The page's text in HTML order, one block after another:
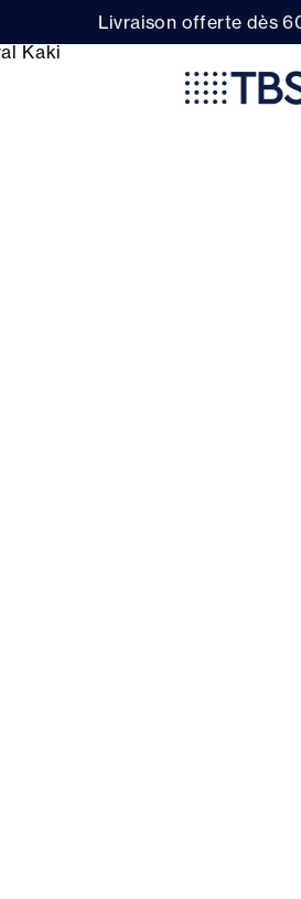
Livraison offerte dès